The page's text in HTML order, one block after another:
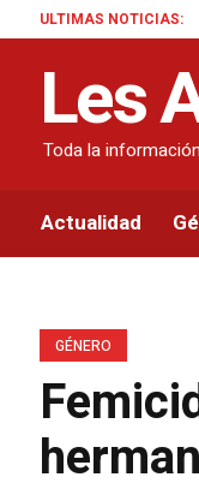
ULTIMAS NOTICIAS:
Les
Toda la
Actualidad
GÉNERO